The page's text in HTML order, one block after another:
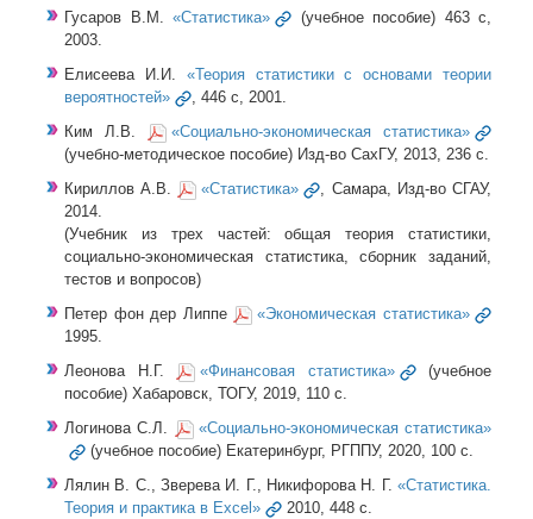
Гусаров В.М. «Статистика»
(учебное пособие) 463 с,
2003.
Елисеева И.И. «Теория статистики с основами теории
вероятностей»
, 446 с, 2001.
Ким Л.В.
«Социально-экономическая статистика»
(учебно-методическое пособие) Изд-во СахГУ, 2013, 236 с.
Кириллов А.В.
«Статистика»
, Самара, Изд-во СГАУ,
2014.
(Учебник из трех частей: общая теория статистики,
социально-экономическая статистика, сборник заданий,
тестов и вопросов)
Петер фон дер Липпе
«Экономическая статистика»
1995.
Леонова Н.Г.
«Финансовая статистика»
(учебное
пособие) Хабаровск, ТОГУ, 2019, 110 с.
Логинова С.Л.
«Социально-экономическая статистика»
(учебное пособие) Екатеринбург, РГППУ, 2020, 100 с.
Лялин В. С., Зверева И. Г., Никифорова Н. Г. «Статистика.
Теория и практика в Excel»
2010, 448 с.